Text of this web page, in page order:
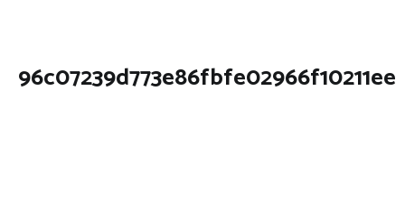
96c07239d773e86fbfe02966f10211ee